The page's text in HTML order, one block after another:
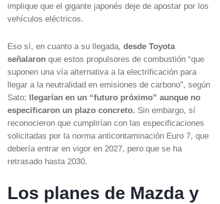
implique que el gigante japonés deje de apostar por los
vehículos eléctricos.
Eso sí, en cuanto a su llegada, desde Toyota
señalaron que estos propulsores de combustión “que
suponen una vía alternativa a la electrificación para
llegar a la neutralidad en emisiones de carbono”, según
Sato; llegarían en un “futuro próximo” aunque no
especificaron un plazo concreto. Sin embargo, sí
reconocieron que cumplirían con las especificaciones
solicitadas por la norma anticontaminación Euro 7, que
debería entrar en vigor en 2027, pero que se ha
retrasado hasta 2030.
Los planes de Mazda y